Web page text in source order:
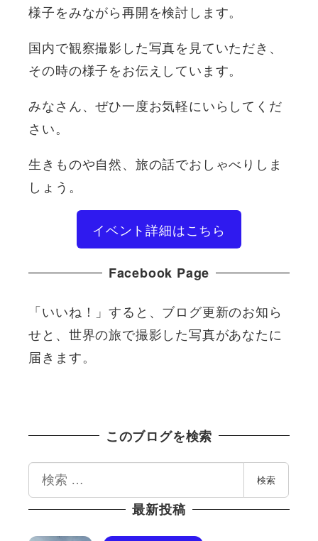
様子をみながら再開を検討します。
国内で観察撮影した写真を見ていただき、
その時の様子をお伝えしています。
みなさん、ぜひ一度お気軽にいらしてくだ
さい。
生きものや自然、旅の話でおしゃべりしま
しょう。
イベント詳細はこちら
Facebook Page
「いいね！」すると、ブログ更新のお知ら
せと、世界の旅で撮影した写真があなたに
届きます。
このブログを検索
索
検索
最新投稿